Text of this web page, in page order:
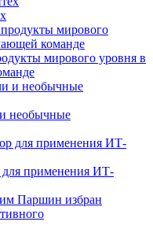
мирового уровня в
необычные
применения ИТ-